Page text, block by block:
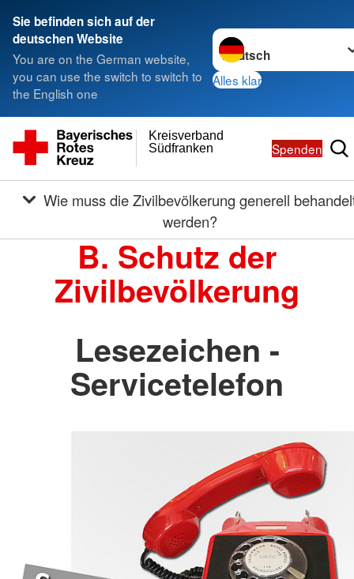
Sie befinden sich auf der
deutschen Website
You are on the German website,
you can use the switch to switch to
the English one
Sprache wechseln zu
Alles klar
Südfranken
Kreisverband
Spenden
Wie muss die Zivilbevölkerung generell behandelt
werden?
B. Schutz der
Zivilbevölkerung
Lesezeichen -
Servicetelefon